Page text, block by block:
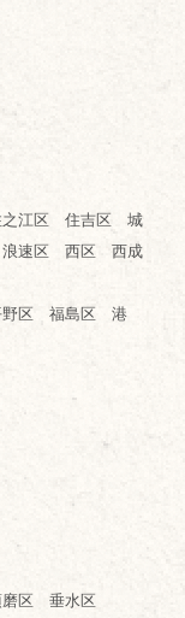
江区 住吉区 城
速区 西区 西成
野区 福島区 港
区 垂水区